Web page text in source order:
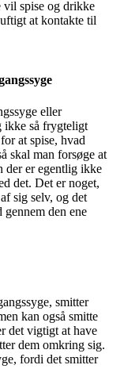
spise og drikke
at kontakte til
eller
ikke så frygteligt
at spise, hvad
skal man forsøge at
der er egentlig ikke
det. Det er noget,
sig selv, og det
gennem den ene
smitter
kan også smitte
det vigtigt at have
dem omkring sig.
fordi det smitter